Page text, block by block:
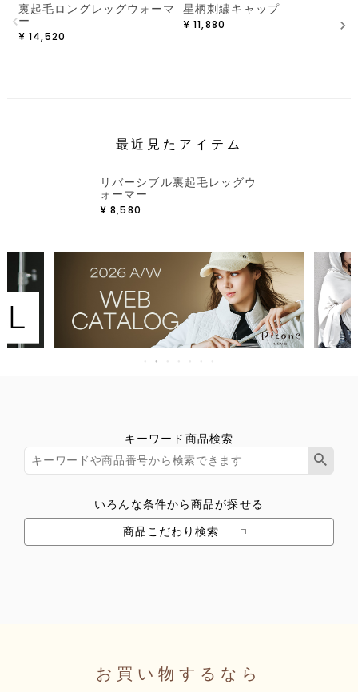
裏起毛ロングレッグウォーマ
ー
¥ 14,520
星柄刺繍キャップ
¥ 11,880
最近見たアイテム
リバーシブル裏起毛レッグウ
ォーマー
¥ 8,580
キーワード商品検索
いろんな条件から商品が探せる
商品こだわり検索
お買い物するなら